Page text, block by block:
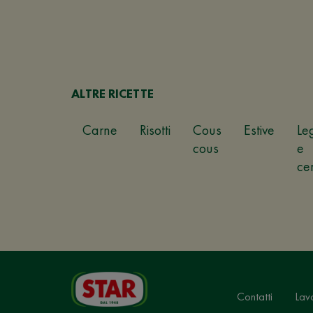
ALTRE RICETTE
Carne Risotti
Cous
cous
Estive
e
Contatti